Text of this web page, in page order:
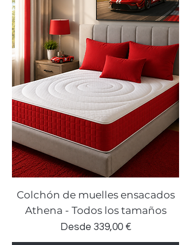
Colchón de muelles ensacados
Athena - Todos los tamaños
Desde 339,00 €
Precio de oferta